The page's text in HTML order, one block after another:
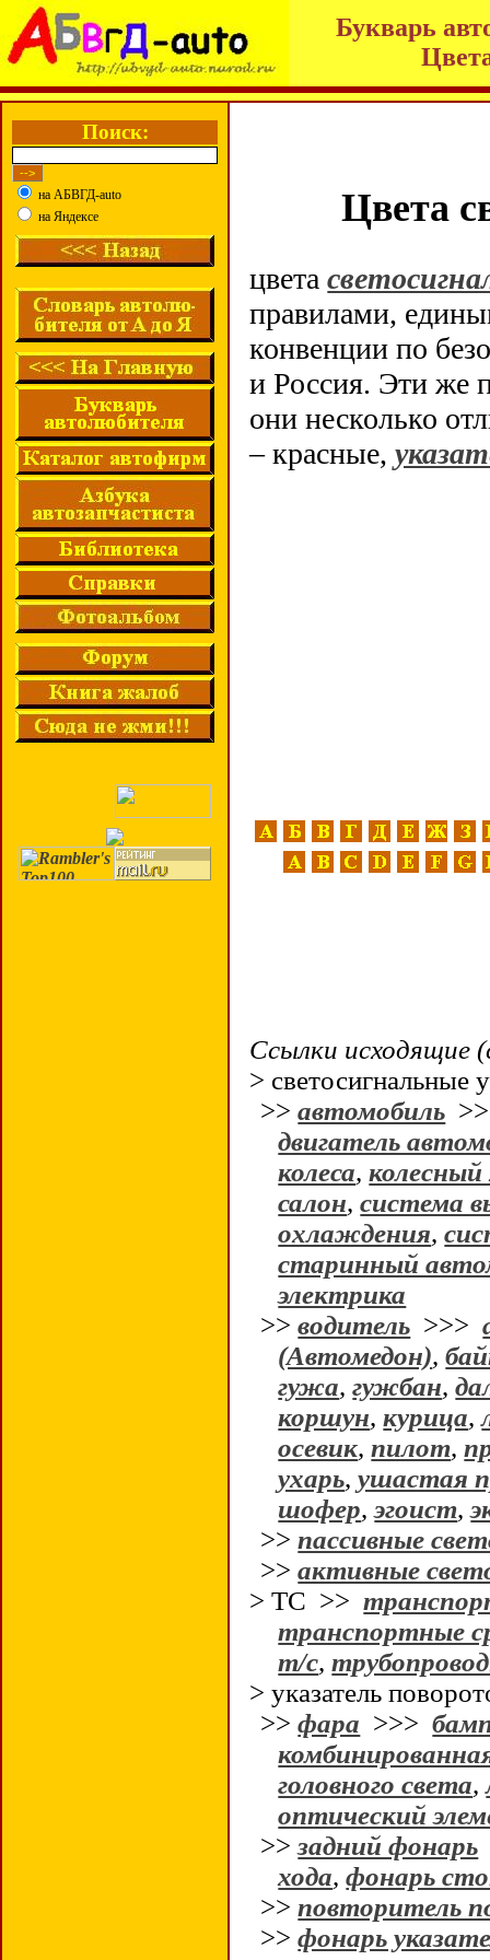
Букварь
Поиск:
на АБВГД-auto
на Яндексе
Цвета
цвета
правилами,
конвенции по
и Россия. Эти же
они несколько
– красные,
Ссылки исходящие
> светосигнальные
>>автомобиль
двигатель
колеса,колесный
салон,система
охлаждения,
старинный
электрика
>>водитель >>>
(Автомедон),
гужа,гужбан,
коршун,курица,
осевик,пилот,
ухарь,ушастая
шофер,эгоист,
>>пассивные
>>активные
> ТС >>
транспортные
т/с,
> указатель
>>фара >>>
головного света,
оптический
>>задний фонарь
хода,фонарь
>>повторитель
>>фонарь